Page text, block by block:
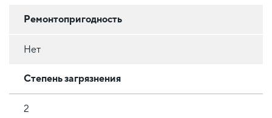
Ремонтопригодность
Нет
Степень загрязнения
2